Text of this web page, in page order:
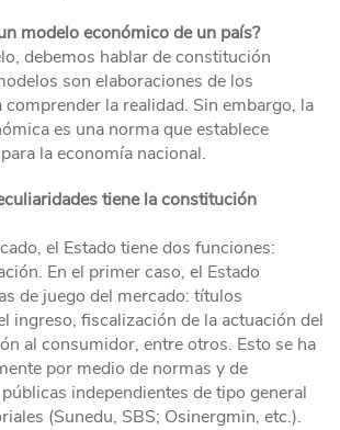
modelo económico de un país?
debemos hablar de constitución
son elaboraciones de los
la realidad. Sin embargo, la
es una norma que establece
la economía nacional.
tiene la constitución
el Estado tiene dos funciones:
En el primer caso, el Estado
de juego del mercado: títulos
ingreso, fiscalización de la actuación del
al consumidor, entre otros. Esto se ha
por medio de normas y de
independientes de tipo general
(Sunedu, SBS; Osinergmin, etc.).